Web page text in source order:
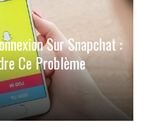
Sur Snapchat :
Ce Problème